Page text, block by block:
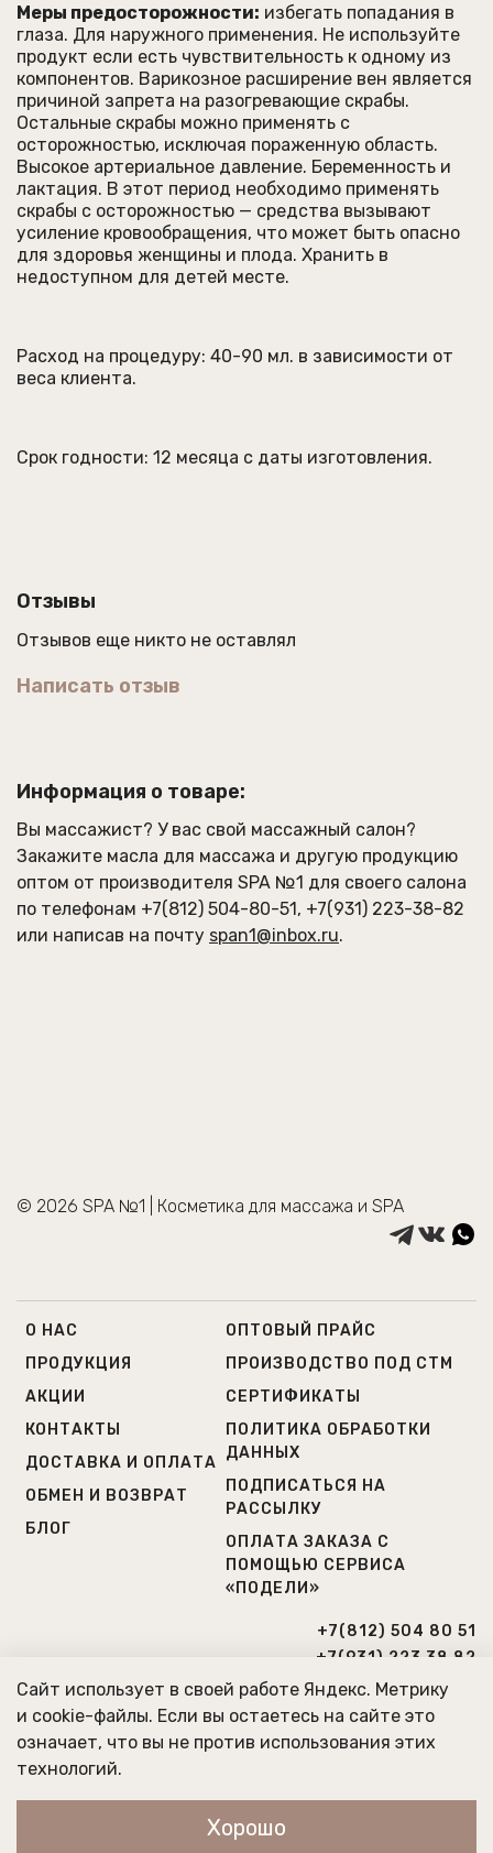
Меры предосторожности: избегать попадания в
глаза. Для наружного применения. Не используйте
продукт если есть чувствительность к одному из
компонентов. Варикозное расширение вен является
причиной запрета на разогревающие скрабы.
Остальные скрабы можно применять с
осторожностью, исключая пораженную область.
Высокое артериальное давление. Беременность и
лактация. В этот период необходимо применять
скрабы с осторожностью — средства вызывают
усиление кровообращения, что может быть опасно
для здоровья женщины и плода. Хранить в
недоступном для детей месте.
Расход на процедуру: 40-90 мл. в зависимости от
веса клиента.
Срок годности: 12 месяца с даты изготовления.
Отзывы
Отзывов еще никто не оставлял
Написать отзыв
Информация о товаре:
Вы массажист? У вас свой массажный салон?
Закажите масла для массажа и другую продукцию
оптом от производителя SPA №1 для своего салона
по телефонам +7(812) 504-80-51 , +7(931) 223-38-82
или написав на почту span1@inbox.ru.
О НАС
ПРОДУКЦИЯ
АКЦИИ
КОНТАКТЫ
ДОСТАВКА И ОПЛАТА
ОБМЕН И ВОЗВРАТ
БЛОГ
ОПТОВЫЙ ПРАЙС
ПРОИЗВОДСТВО ПОД СТМ
СЕРТИФИКАТЫ
ПОЛИТИКА ОБРАБОТКИ
ДАННЫХ
ПОДПИСАТЬСЯ НА
РАССЫЛКУ
ОПЛАТА ЗАКАЗА С
ПОМОЩЬЮ СЕРВИСА
«ПОДЕЛИ»
+7(812) 504 80 51
+7(931) 223 38 82
Г. САНКТ-ПЕТЕРБУРГ
МЫ РАБОТАЕМ ПО БУДНЯМ
© 2026 SPA №1 | Косметика для массажа и SPA
Сайт использует в своей работе Яндекс. Метрику
и cookie-файлы. Если вы остаетесь на сайте это
означает, что вы не против использования этих
технологий.
Хорошо